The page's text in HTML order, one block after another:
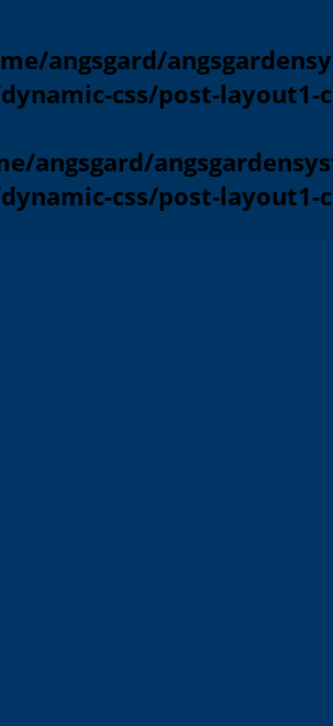
angsgard/
css/post-layout1-
angsgard/
css/post-layout1-